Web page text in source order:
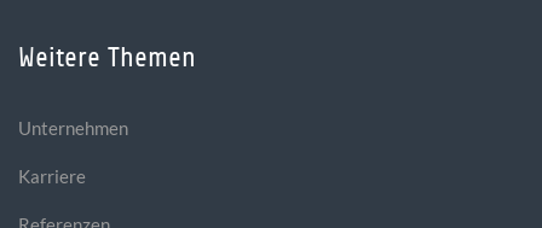
Weitere Themen
Unternehmen
Karriere